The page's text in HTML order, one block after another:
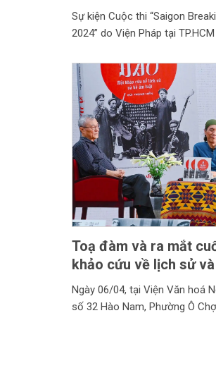
Sự kiện Cuộc thi “Saigon
2024” do Viện Pháp tại
Toạ đàm và ra mắt
khảo cứu về lịch sử
Ngày 06/04, tại Viện Văn hoá
số 32 Hào Nam, Phường Ô